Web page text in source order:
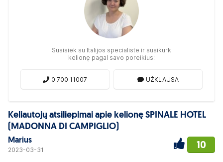
Susisiek su Italijos specialiste ir susikurk
kelionę pagal savo poreikius:
0 700 11007 UŽKLAUSA
Keliautojų atsiliepimai apie kelionę SPINALE HOTEL
(MADONNA DI CAMPIGLIO)
Marius
2023-03-31 10